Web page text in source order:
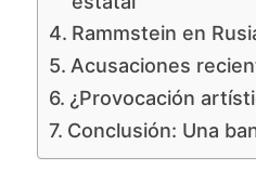
Rammstein en
Acusaciones
¿Provocación
Conclusión: Una